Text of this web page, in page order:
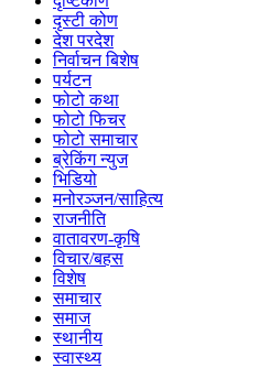
दृस्टी कोण
देश परदेश
निर्वाचन बिशेष
पर्यटन
फोटो कथा
फोटो फिचर
फोटो समाचार
ब्रेकिंग न्युज
भिडियो
मनोरञ्जन/साहित्य
राजनीति
वातावरण-कृषि
विचार/बहस
विशेष
समाचार
समाज
स्थानीय
स्वास्थ्य